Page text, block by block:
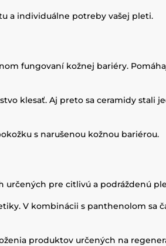
a individuálne potreby vašej pleti.
fungovaní kožnej bariéry.
klesať. Aj preto sa ceramidy stali
s narušenou kožnou bariérou.
určených pre citlivú a podráždenú
V kombinácii s panthenolom sa
produktov určených na